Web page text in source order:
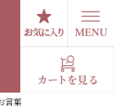
言葉